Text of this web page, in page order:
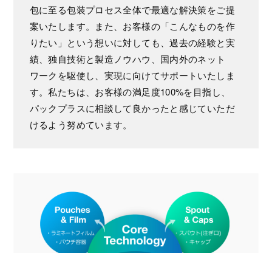
包に至る包装プロセス全体で最適な解決策をご提
案いたします。また、お客様の「こんなものを作
りたい」という想いに対しても、過去の経験と実
績、独自技術と製造ノウハウ、国内外のネット
ワークを駆使し、実現に向けてサポートいたしま
す。私たちは、お客様の満足度100%を目指し、
パックプラスに相談して良かったと感じていただ
けるよう努めています。